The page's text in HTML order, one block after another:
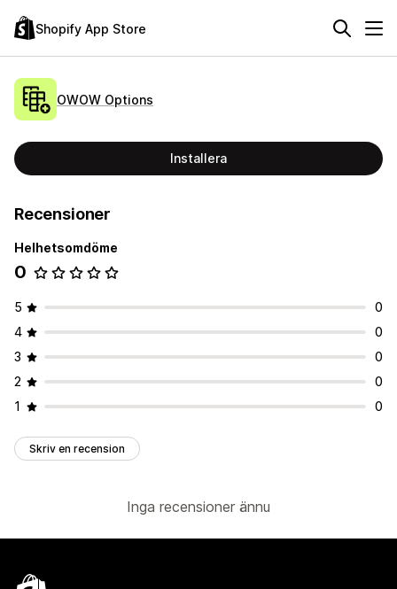
Shopify App Store
OWOW Options
Installera
Recensioner
Helhetsomdöme
0
5
0
4
0
3
0
2
0
1
0
Skriv en recension
Inga recensioner ännu